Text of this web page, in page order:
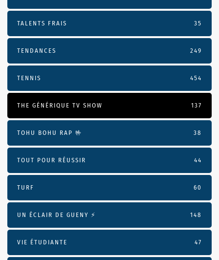
TALENTS FRAIS 35
TENDANCES 249
TENNIS 454
THE GÉNÉRIQUE TV SHOW 137
TOHU BOHU RAP 🤟 38
TOUT POUR RÉUSSIR 44
TURF 60
UN ÉCLAIR DE GUENY ⚡️ 148
VIE ÉTUDIANTE 47